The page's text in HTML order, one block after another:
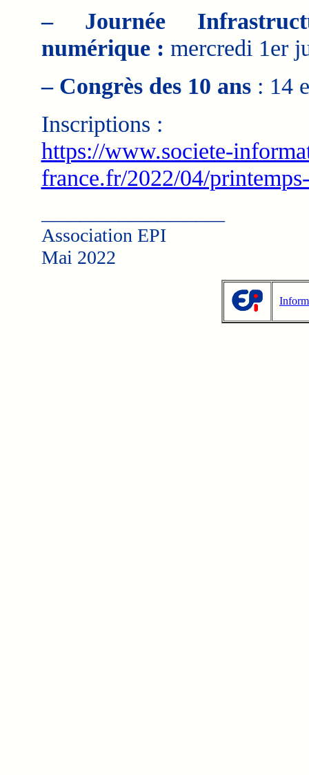
– Journée
numérique : mercredi 1er
– Congrès des 10 ans : 14
Inscriptions :
https://www.societe-
france.fr/2022/04/
Association EPI
Mai 2022